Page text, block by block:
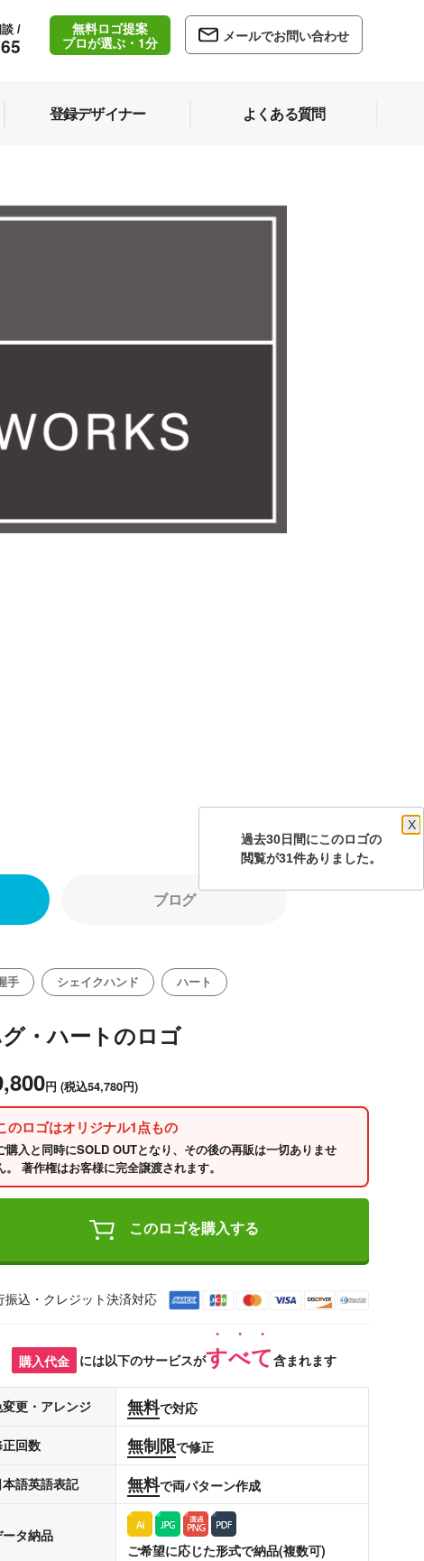
/
無料ロゴ提案
プロが選ぶ・1分
メールでお問い合わせ
登録デザイナー よくある質問
ブログ
手 シェイクハンド ハート
・ハートのロゴ
円 (税込54,780円)
のロゴはオリジナル1点もの
購入と同時にSOLD OUTとなり、その後の再販は一切ありませ
。 著作権はお客様に完全譲渡されます。
このロゴを購入する
振込・クレジット決済対応
購入代金 には以下のサービスがすべて含まれます
更・アレンジ 無料で対応
回数 無制限で修正
本語英語表記 無料で両パターン作成
タ納品
ご希望に応じた形式で納品(複数可)
過去30日間にこのロゴの
X
閲覧が31件ありました。